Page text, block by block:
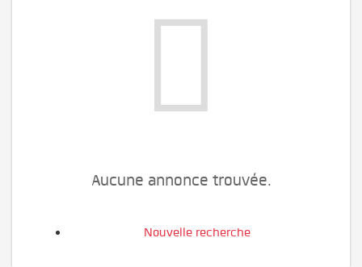
Aucune annonce trouvée.
Nouvelle recherche